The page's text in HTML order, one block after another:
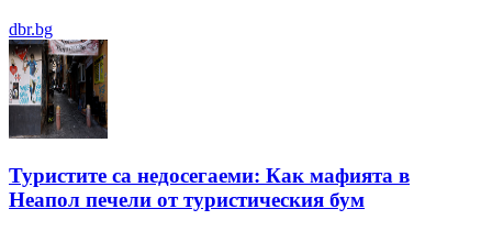
dbr.bg
Туристите са недосегаеми: Как мафията в
Неапол печели от туристическия бум